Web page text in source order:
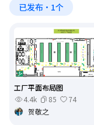
已发布·1个
工厂平面布局图
4.4k
85
74
贺敬之